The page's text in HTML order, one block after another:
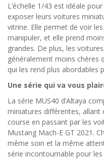
L’échelle 1/43 est idéale
exposer leurs voitures
vitrine. Elle permet de voir
manipuler, et elle prend
grandes. De plus, les
généralement moins chères
qui les rend plus abordables
Une série qui va vous
La série MUS40 d’Altaya
miniatures différentes, allant
course en passant par les
Mustang Mach-E GT 2021.
même soin et la même
série incontournable pour